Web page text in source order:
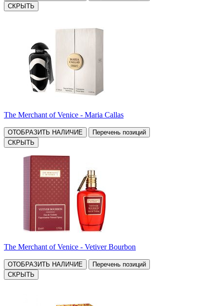
СКРЫТЬ
The Merchant of Venice - Maria Callas
ОТОБРАЗИТЬ НАЛИЧИЕ
Перечень позиций
СКРЫТЬ
The Merchant of Venice - Vetiver Bourbon
ОТОБРАЗИТЬ НАЛИЧИЕ
Перечень позиций
СКРЫТЬ